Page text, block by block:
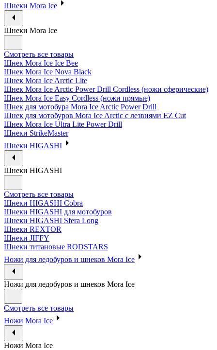
Шнеки Mora Ice
Шнеки Mora Ice
Смотреть все товары
Шнек Mora Ice Ice Bee
Шнек Mora Ice Nova Black
Шнек Mora Ice Arctic Lite
Шнек Mora Ice Arctic Power Drill Cordless (ножи сферические)
Шнек Mora Ice Easy Cordless (ножи прямые)
Шнек для мотобура Mora Ice Arctic Power Drill
Шнек для мотобуров Mora Ice Arctic с лезвиями EZ Cut
Шнек Mora Ice Ultra Lite Power Drill
Шнеки StrikeMaster
Шнеки HIGASHI
Шнеки HIGASHI
Смотреть все товары
Шнеки HIGASHI Cobra
Шнеки HIGASHI для мотобуров
Шнеки HIGASHI Sfera Long
Шнеки REXTOR
Шнеки JIFFY
Шнеки титановые RODSTARS
Ножи для ледобуров и шнеков Mora Ice
Ножи для ледобуров и шнеков Mora Ice
Смотреть все товары
Ножи Mora Ice
Ножи Mora Ice